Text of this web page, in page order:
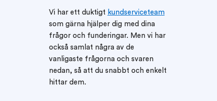
Vi har ett duktigt kundserviceteam
som gärna hjälper dig med dina
frågor och funderingar. Men vi har
också samlat några av de
vanligaste frågorna och svaren
nedan, så att du snabbt och enkelt
hittar dem.